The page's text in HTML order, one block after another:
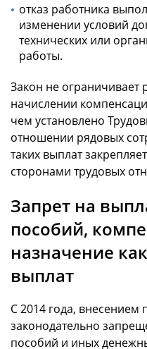
отказ работника
изменении условий
технических или
работы.
Закон не ограничивает
начислении
чем установлено
отношении рядовых
таких выплат
сторонами трудовых
Запрет на
пособий,
назначение
выплат
С 2014 года, внесением
законодательно
пособий и иных